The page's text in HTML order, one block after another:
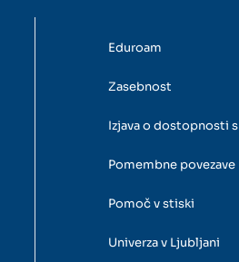
Eduroam
Zasebnost
Izjava o dostopnosti
Pomembne povezave
Pomoč v stiski
Univerza v Ljubljani